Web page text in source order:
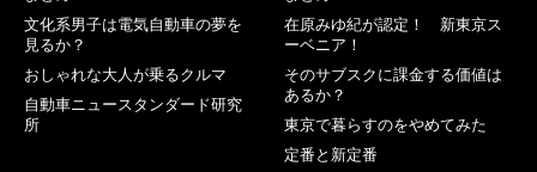
文化系男子は電気自動車の夢を
見るか？
おしゃれな大人が乗るクルマ
自動車ニュースタンダード研究
所
在原みゆ紀が認定！ 新東京ス
ーベニア！
そのサブスクに課金する価値は
あるか？
東京で暮らすのをやめてみた
定番と新定番